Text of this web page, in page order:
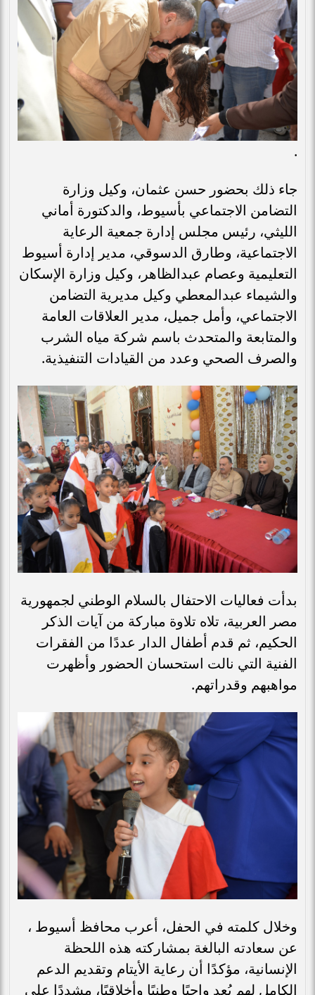
.
جاء ذلك بحضور حسن عثمان، وكيل وزارة
التضامن الاجتماعي بأسيوط، والدكتورة أماني
الليثي، رئيس مجلس إدارة جمعية الرعاية
الاجتماعية، وطارق الدسوقي، مدير إدارة أسيوط
التعليمية وعصام عبدالظاهر، وكيل وزارة الإسكان
والشيماء عبدالمعطي وكيل مديرية التضامن
الاجتماعي، وأمل جميل، مدير العلاقات العامة
والمتابعة والمتحدث باسم شركة مياه الشرب
والصرف الصحي وعدد من القيادات التنفيذية.
بدأت فعاليات الاحتفال بالسلام الوطني لجمهورية
مصر العربية، تلاه تلاوة مباركة من آيات الذكر
الحكيم، ثم قدم أطفال الدار عددًا من الفقرات
الفنية التي نالت استحسان الحضور وأظهرت
مواهبهم وقدراتهم.
وخلال كلمته في الحفل، أعرب محافظ أسيوط ،
عن سعادته البالغة بمشاركته هذه اللحظة
الإنسانية، مؤكدًا أن رعاية الأيتام وتقديم الدعم
الكامل لهم يُعد واجبًا وطنيًا وأخلاقيًا، مشددًا على